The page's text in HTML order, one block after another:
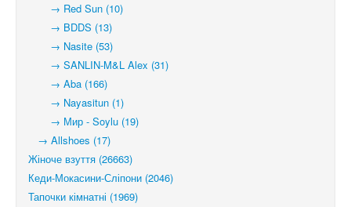
→ Red Sun (10)
→ BDDS (13)
→ Nasite (53)
→ SANLIN-M&L Alex (31)
→ Aba (166)
→ Nayasitun (1)
→ Мир - Soylu (19)
→ Allshoes (17)
Жіноче взуття (26663)
Кеди-Мокасини-Сліпони (2046)
Тапочки кімнатні (1969)